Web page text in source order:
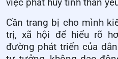
việc phát huy tinh thần
Cần trang bị cho mình
trị, xã hội để hiểu rõ
đường phát triển của